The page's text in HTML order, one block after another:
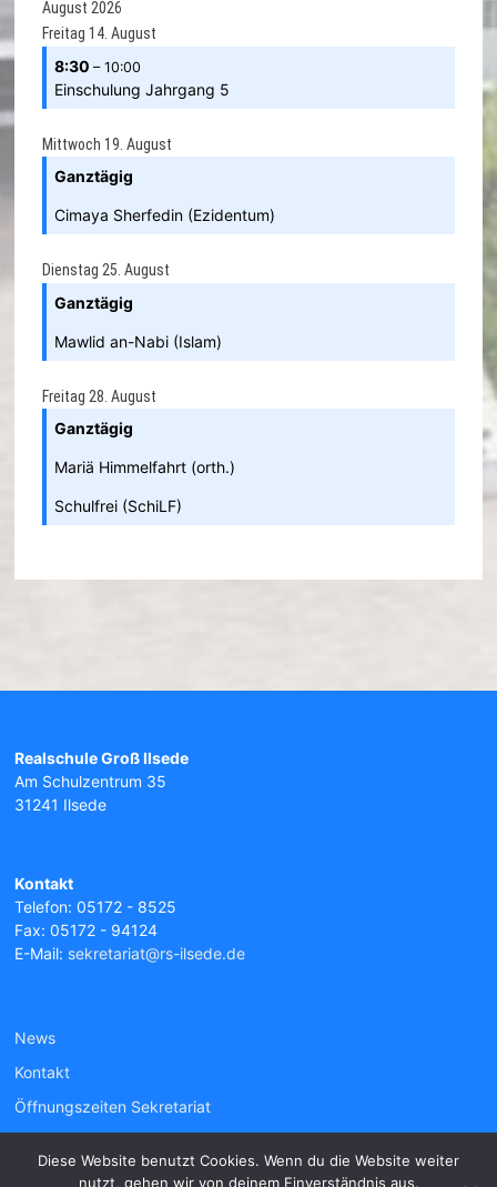
August 2026
Freitag 14. August
8:30– 10:00
Einschulung Jahrgang 5
Mittwoch 19. August
Ganztägig
Cimaya Sherfedin (Ezidentum)
Dienstag 25. August
Ganztägig
Mawlid an-Nabi (Islam)
Freitag 28. August
Ganztägig
Mariä Himmelfahrt (orth.)
Schulfrei (SchiLF)
Realschule Groß Ilsede
Am Schulzentrum 35
31241 Ilsede
Kontakt
Telefon: 05172 - 8525
Fax: 05172 - 94124
E-Mail: sekretariat@rs-ilsede.de
News
Kontakt
Öffnungszeiten Sekretariat
Diese Website benutzt Cookies. Wenn du die Website weiter
nutzt, gehen wir von deinem Einverständnis aus.